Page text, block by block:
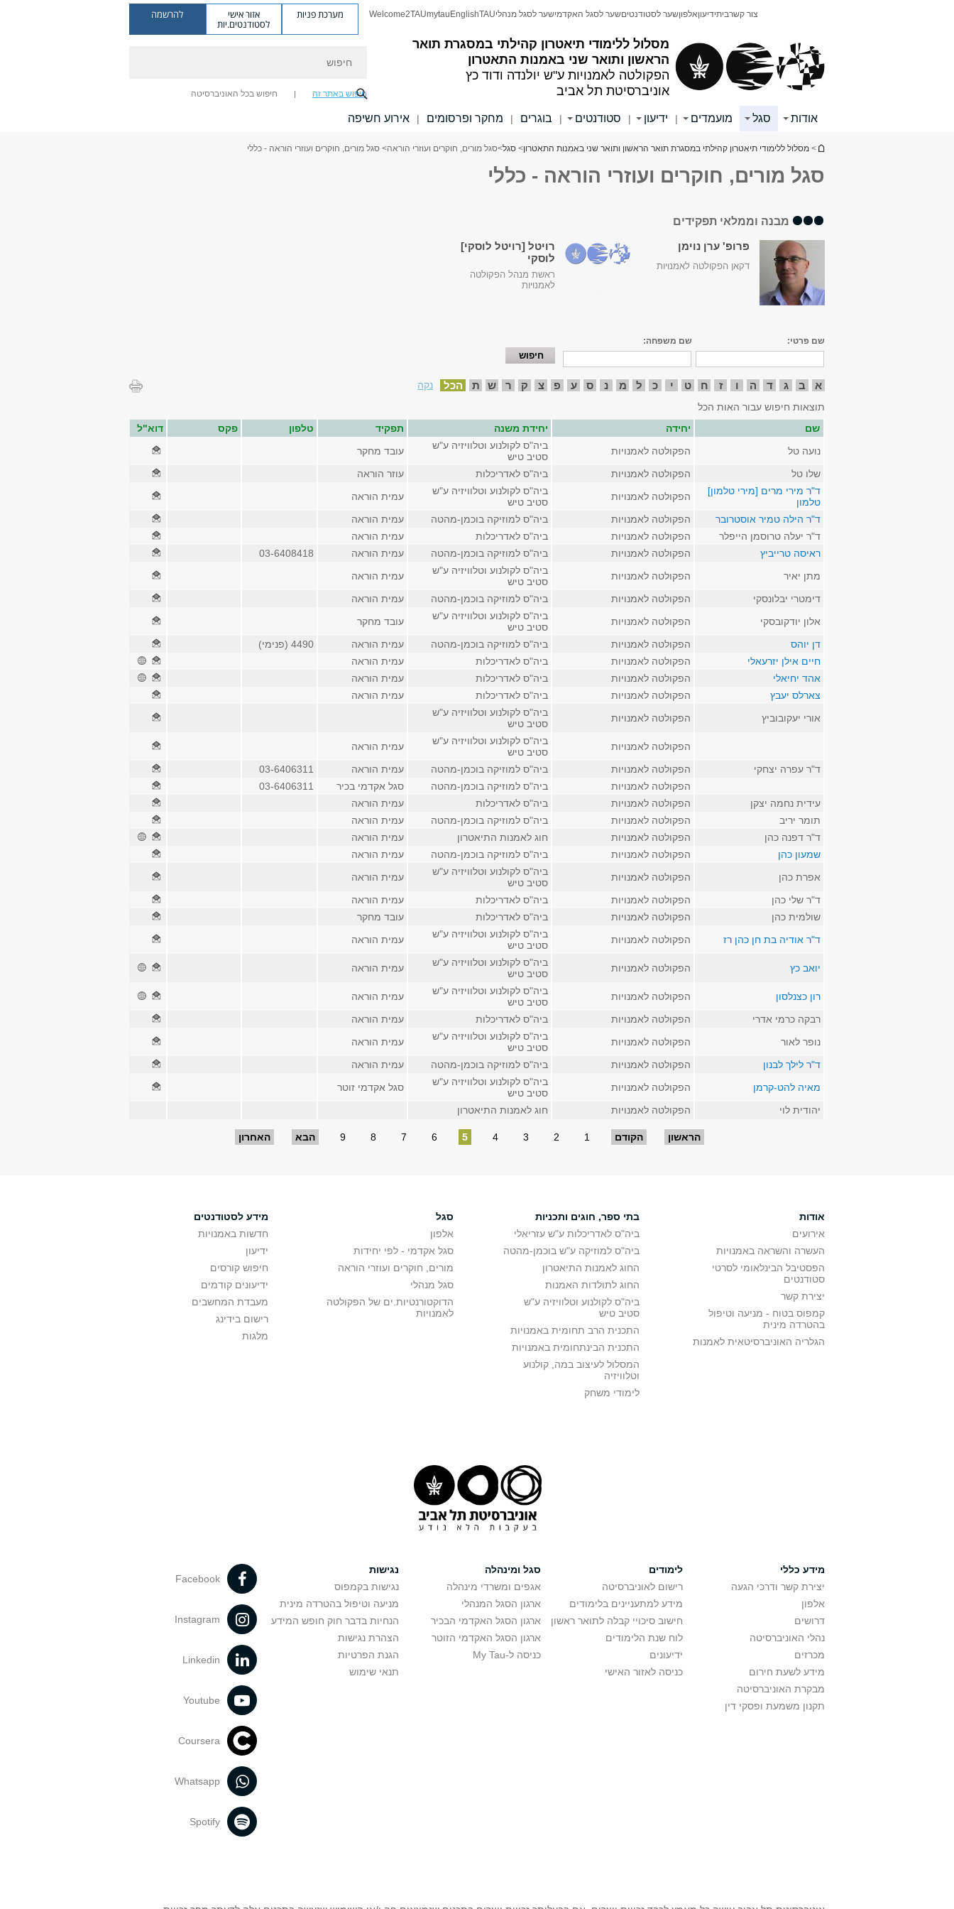
מסלול ללימודי תיאטרון קהילתי במסגרת תואר
הראשון ותואר שני באמנות התאטרון
הפקולטה לאמנויות ע"ש יולנדה ודוד כץ
אוניברסיטת תל אביב
צור קשרביתידיעוןאלפוןשער לסטודנטיםשער לסגל האקדמישער לסגל מנהליTAU
English
mytau
Welcome2TAU מערכת פניות אזור אישי
לסטודנטים.יות
להרשמה
חיפוש באתר זה חיפוש בכל האוניברסיטה
אודות סגל מועמדים | ידיעון | סטודנטים | בוגרים | מחקר ופרסומים | אירוע חשיפה
הינך נמצא כאן
> מסלול ללימודי תיאטרון קהילתי במסגרת תואר הראשון ותואר שני באמנות התאטרון> סגל>סגל מורים, חוקרים ועוזרי הוראה> סגל מורים, חוקרים ועוזרי הוראה - כללי
סגל מורים, חוקרים ועוזרי הוראה - כללי
מבנה וממלאי תפקידים
פרופ' ערן נוימן
דקאן הפקולטה לאמנויות
רויטל [רויטל לוסקי]
לוסקי
ראשת מנהל הפקולטה
לאמנויות
שם פרטי: שם משפחה:
א ב ג ד ה ו ז ח ט י כ ל מ נ ס ע פ צ ק ר ש ת הכל
נקה
תוצאות חיפוש עבור האות הכל
שם
יחידה יחידת משנה תפקיד טלפון פקס
דוא"ל
נועה טל
הפקולטה לאמנויות
ביה"ס לקולנוע וטלוויזיה ע"ש
סטיב טיש
עובד מחקר
שלו טל
הפקולטה לאמנויות ביה"ס לאדריכלות
עוזר הוראה
ד"ר מירי מרים [מירי טלמון]
טלמון
הפקולטה לאמנויות
ביה"ס לקולנוע וטלוויזיה ע"ש
סטיב טיש
עמית הוראה
ד"ר הילה טמיר אוסטרובר
הפקולטה לאמנויות ביה"ס למוזיקה בוכמן-מהטה
עמית הוראה
ד"ר יעלה טרוסמן הייפלר
הפקולטה לאמנויות ביה"ס לאדריכלות
עמית הוראה
ראיסה טרייביץ
הפקולטה לאמנויות ביה"ס למוזיקה בוכמן-מהטה עמית הוראה
03-6408418
מתן יאיר
הפקולטה לאמנויות
ביה"ס לקולנוע וטלוויזיה ע"ש
סטיב טיש
עמית הוראה
דימטרי יבלונסקי
הפקולטה לאמנויות ביה"ס למוזיקה בוכמן-מהטה
עמית הוראה
אלון יודקובסקי
הפקולטה לאמנויות
ביה"ס לקולנוע וטלוויזיה ע"ש
סטיב טיש
עובד מחקר
דן יוהס
הפקולטה לאמנויות ביה"ס למוזיקה בוכמן-מהטה עמית הוראה
4490 (פנימי)
חיים אילן יזרעאלי
הפקולטה לאמנויות ביה"ס לאדריכלות
עמית הוראה
אהד יחיאלי
הפקולטה לאמנויות ביה"ס לאדריכלות
עמית הוראה
צארלס יעבץ
הפקולטה לאמנויות ביה"ס לאדריכלות
עמית הוראה
אורי יעקובוביץ
הפקולטה לאמנויות
ביה"ס לקולנוע וטלוויזיה ע"ש
סטיב טיש
הפקולטה לאמנויות
ביה"ס לקולנוע וטלוויזיה ע"ש
סטיב טיש
עמית הוראה
ד"ר עפרה יצחקי
הפקולטה לאמנויות ביה"ס למוזיקה בוכמן-מהטה עמית הוראה
03-6406311
הפקולטה לאמנויות
ביה"ס למוזיקה בוכמן-מהטה סגל אקדמי בכיר
03-6406311
עידית נחמה יצקן
הפקולטה לאמנויות ביה"ס לאדריכלות
עמית הוראה
תומר יריב
הפקולטה לאמנויות ביה"ס למוזיקה בוכמן-מהטה
עמית הוראה
ד"ר דפנה כהן
הפקולטה לאמנויות חוג לאמנות התיאטרון
עמית הוראה
שמעון כהן
הפקולטה לאמנויות ביה"ס למוזיקה בוכמן-מהטה
עמית הוראה
אפרת כהן
הפקולטה לאמנויות
ביה"ס לקולנוע וטלוויזיה ע"ש
סטיב טיש
עמית הוראה
ד"ר שלי כהן
הפקולטה לאמנויות ביה"ס לאדריכלות
עמית הוראה
שולמית כהן
הפקולטה לאמנויות ביה"ס לאדריכלות
עובד מחקר
ד"ר אודיה בת חן כהן רז
הפקולטה לאמנויות
ביה"ס לקולנוע וטלוויזיה ע"ש
סטיב טיש
עמית הוראה
יואב כץ הפקולטה לאמנויות
ביה"ס לקולנוע וטלוויזיה ע"ש
סטיב טיש
עמית הוראה
רון כצנלסון הפקולטה לאמנויות
ביה"ס לקולנוע וטלוויזיה ע"ש
סטיב טיש
עמית הוראה
רבקה כרמי אדרי
הפקולטה לאמנויות ביה"ס לאדריכלות
עמית הוראה
נופר לאור
הפקולטה לאמנויות
ביה"ס לקולנוע וטלוויזיה ע"ש
סטיב טיש
עמית הוראה
ד"ר לילך לבנון
הפקולטה לאמנויות ביה"ס למוזיקה בוכמן-מהטה
עמית הוראה
מאיה להט-קרמן
הפקולטה לאמנויות
ביה"ס לקולנוע וטלוויזיה ע"ש
סטיב טיש
סגל אקדמי זוטר
יהודית לוי
הפקולטה לאמנויות חוג לאמנות התיאטרון
הראשון הקודם 1
2
3
4
5
6
7
8
9 הבא האחרון
אודות
אירועים
העשרה והשראה באמנויות
הפסטיבל הבינלאומי לסרטי
סטודנטים
יצירת קשר
קמפוס בטוח - מניעה וטיפול
בהטרדה מינית
הגלריה האוניברסיטאית לאמנות
בתי ספר, חוגים ותכניות
ביה"ס לאדריכלות ע"ש עזריאלי
ביה"ס למוזיקה ע"ש בוכמן-מהטה
החוג לאמנות התיאטרון
החוג לתולדות האמנות
ביה"ס לקולנוע וטלוויזיה ע"ש
סטיב טיש
התכנית הרב תחומית באמנויות
התכנית הבינתחומית באמנויות
המסלול לעיצוב במה, קולנוע
וטלוויזיה
לימודי משחק
סגל
אלפון
סגל אקדמי - לפי יחידות
מורים, חוקרים ועוזרי הוראה
סגל מנהלי
הדוקטורנטיות.ים של הפקולטה
לאמנויות
מידע לסטודנטים
חדשות באמנויות
ידיעון
חיפוש קורסים
ידיעונים קודמים
מעבדת המחשבים
רישום בידינג
מלגות
מידע כללי
יצירת קשר ודרכי הגעה
אלפון
דרושים
נהלי האוניברסיטה
מכרזים
מידע לשעת חירום
מבקרת האוניברסיטה
תקנון משמעת ופסקי דין
לימודים
רישום לאוניברסיטה
מידע למתעניינים בלימודים
חישוב סיכויי קבלה לתואר ראשון
לוח שנת הלימודים
ידיעונים
כניסה לאזור האישי
סגל ומינהלה
אגפים ומשרדי מינהלה
ארגון הסגל המנהלי
ארגון הסגל האקדמי הבכיר
ארגון הסגל האקדמי הזוטר
כניסה ל-My Tau
נגישות
נגישות בקמפוס
מניעה וטיפול בהטרדה מינית
הנחיות בדבר חוק חופש המידע
הצהרת נגישות
הגנת הפרטיות
תנאי שימוש
Facebook
Instagram
Linkedin
Youtube
Coursera
Whatsapp
Spotify